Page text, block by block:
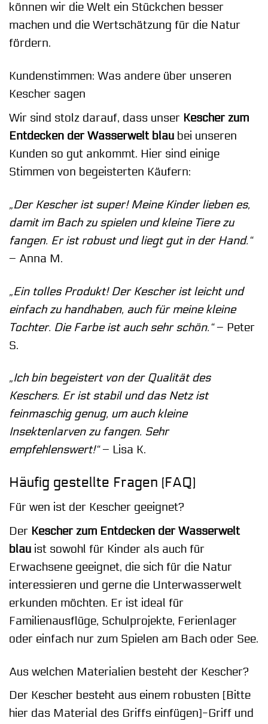
können wir die Welt ein Stückchen besser
machen und die Wertschätzung für die Natur
fördern.
Kundenstimmen: Was andere über unseren
Kescher sagen
Wir sind stolz darauf, dass unser Kescher zum
Entdecken der Wasserwelt blau bei unseren
Kunden so gut ankommt. Hier sind einige
Stimmen von begeisterten Käufern:
„Der Kescher ist super! Meine Kinder lieben es,
damit im Bach zu spielen und kleine Tiere zu
fangen. Er ist robust und liegt gut in der Hand.“
– Anna M.
„Ein tolles Produkt! Der Kescher ist leicht und
einfach zu handhaben, auch für meine kleine
Tochter. Die Farbe ist auch sehr schön.“– Peter
S.
„Ich bin begeistert von der Qualität des
Keschers. Er ist stabil und das Netz ist
feinmaschig genug, um auch kleine
Insektenlarven zu fangen. Sehr
empfehlenswert!“– Lisa K.
Häufig gestellte Fragen (FAQ)
Für wen ist der Kescher geeignet?
Der Kescher zum Entdecken der Wasserwelt
blau ist sowohl für Kinder als auch für
Erwachsene geeignet, die sich für die Natur
interessieren und gerne die Unterwasserwelt
erkunden möchten. Er ist ideal für
Familienausflüge, Schulprojekte, Ferienlager
oder einfach nur zum Spielen am Bach oder See.
Aus welchen Materialien besteht der Kescher?
Der Kescher besteht aus einem robusten [Bitte
hier das Material des Griffs einfügen]-Griff und